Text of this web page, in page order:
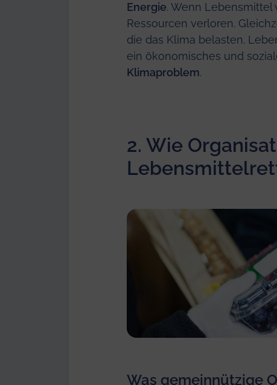
Energie. Wenn
Ressourcen verloren.
die das Klima belasten.
ein ökonomisches und
Klimaproblem.
2. Wie
Was gemeinnützige